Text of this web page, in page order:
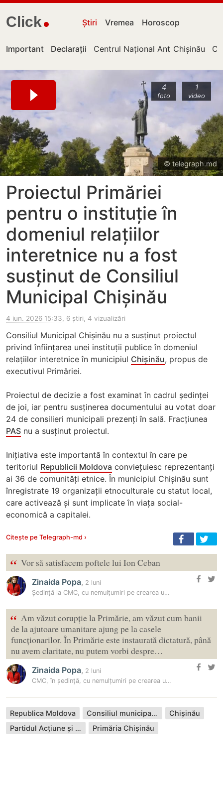
Click Știri Vremea Horoscop
Important Declarații Centrul Național Anticorupție
Chișinău
4
foto
1
video
© telegraph.md
Proiectul Primăriei
pentru o instituție în
domeniul relațiilor
interetnice nu a fost
susținut de Consiliul
Municipal Chișinău
4 iun. 2026 15:33, 6 știri, 4 vizualizări
Consiliul Municipal Chișinău nu a susținut proiectul
privind înființarea unei instituții publice în domeniul
relațiilor interetnice în municipiul Chișinău, propus de
executivul Primăriei.
Proiectul de decizie a fost examinat în cadrul ședinței
de joi, iar pentru susținerea documentului au votat doar
24 de consilieri municipali prezenți în sală. Fracțiunea
PAS nu a susținut proiectul.
Inițiativa este importantă în contextul în care pe
teritoriul Republicii Moldova conviețuiesc reprezentanți
ai 36 de comunități etnice. În municipiul Chișinău sunt
înregistrate 19 organizații etnoculturale cu statut local,
care activează și sunt implicate în viața social-
economică a capitalei.
Citește pe Telegraph-md ›
“ Vor să satisfacem poftele lui Ion Ceban
Zinaida Popa, 2 luni
Ședință la CMC, cu nemulțumiri pe crearea unei instituții publice în…
“ Am văzut corupție la Primărie, am văzut cum banii
de la ajutoare umanitare ajung pe la casele
funcționarilor. În Primărie este instaurată dictatură, până
nu avem claritate, nu putem vorbi despre…
Zinaida Popa, 2 luni
CMC, în ședință, cu nemulțumiri pe crearea unei instituții publice în…
Republica Moldova Consiliul municipal Chișinău
Chișinău
Partidul Acțiune și Solidaritate
Primăria Chișinău